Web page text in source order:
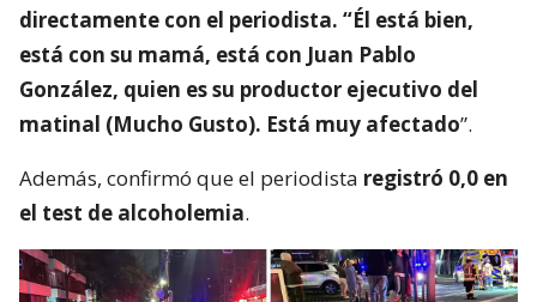
directamente con el periodista. “Él está bien,
está con su mamá, está con Juan Pablo
González, quien es su productor ejecutivo del
matinal (Mucho Gusto). Está muy afectado”.
Además, confirmó que el periodista registró 0,0 en
el test de alcoholemia.